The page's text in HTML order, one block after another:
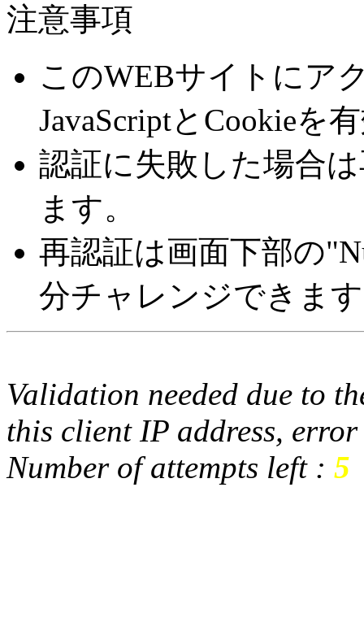
注意事項
このWEBサイトにア
JavaScriptとCookieを
認証に失敗した場合
ます。
再認証は画面下部の
分チャレンジできま
Validation needed due to
this client IP address,
Number of attempts left : 5